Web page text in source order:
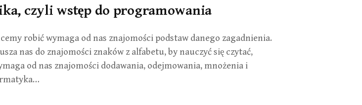
czyli wstęp do programowania
robić wymaga od nas znajomości podstaw danego zagadnienia.
nas do znajomości znaków z alfabetu, by nauczyć się czytać,
od nas znajomości dodawania, odejmowania, mnożenia i